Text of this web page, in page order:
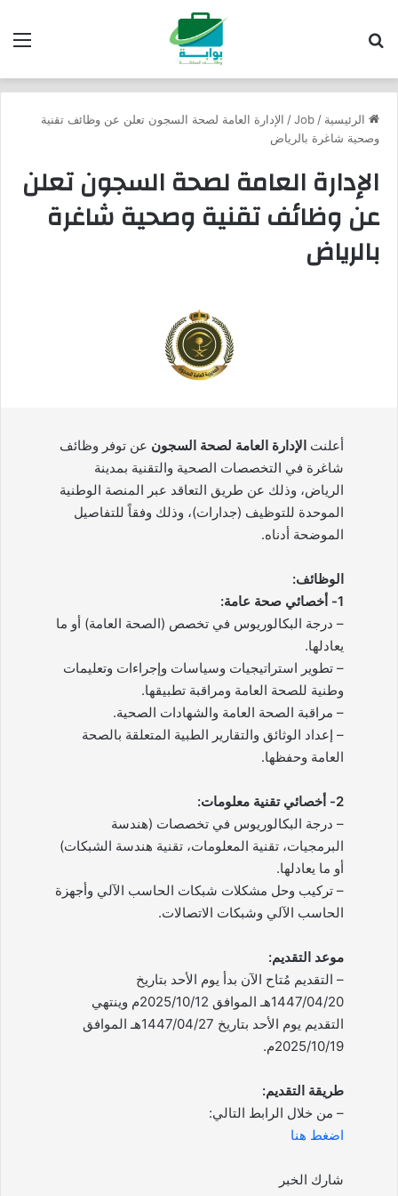
الرئيسية /
Job
/ الإدارة العامة لصحة السجون تعلن عن وظائف تقنية
وصحية شاغرة بالرياض
الإدارة العامة لصحة السجون تعلن
عن وظائف تقنية وصحية شاغرة
بالرياض
أعلنت الإدارة العامة لصحة السجون عن توفر وظائف
شاغرة في التخصصات الصحية والتقنية بمدينة
الرياض، وذلك عن طريق التعاقد عبر المنصة الوطنية
الموحدة للتوظيف (جدارات)، وذلك وفقاً للتفاصيل
الموضحة أدناه.
الوظائف:
1- أخصائي صحة عامة:
– درجة البكالوريوس في تخصص (الصحة العامة) أو ما
يعادلها.
– تطوير استراتيجيات وسياسات وإجراءات وتعليمات
وطنية للصحة العامة ومراقبة تطبيقها.
– مراقبة الصحة العامة والشهادات الصحية.
– إعداد الوثائق والتقارير الطبية المتعلقة بالصحة
العامة وحفظها.
2- أخصائي تقنية معلومات:
– درجة البكالوريوس في تخصصات (هندسة
البرمجيات، تقنية المعلومات، تقنية هندسة الشبكات)
أو ما يعادلها.
– تركيب وحل مشكلات شبكات الحاسب الآلي وأجهزة
الحاسب الآلي وشبكات الاتصالات.
موعد التقديم:
– التقديم مُتاح الآن بدأ يوم الأحد بتاريخ
1447/04/20هـ الموافق 2025/10/12م وينتهي
التقديم يوم الأحد بتاريخ 1447/04/27هـ الموافق
2025/10/19م.
طريقة التقديم:
– من خلال الرابط التالي:
اضغط هنا
شارك الخبر